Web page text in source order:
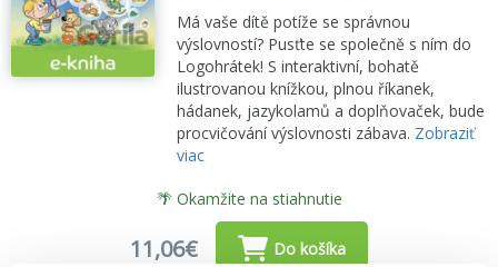
Má vaše dítě potíže se správnou
výslovností? Pusťte se společně s ním do
Logohrátek! S interaktivní, bohatě
ilustrovanou knížkou, plnou říkanek,
hádanek, jazykolamů a doplňovaček, bude
procvičování výslovnosti zábava. Zobraziť
viac
🌴 Okamžite na stiahnutie
11,06€ Do košíka